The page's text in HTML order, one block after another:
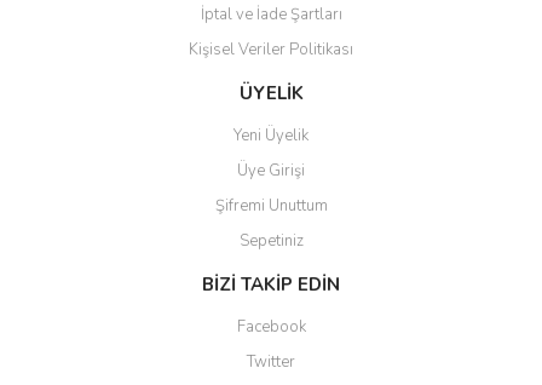
Gönder
İptal ve İade Şartları
Kişisel Veriler Politikası
ÜYELİK
Yeni Üyelik
Üye Girişi
Şifremi Unuttum
Sepetiniz
BİZİ TAKİP EDİN
Facebook
Twitter